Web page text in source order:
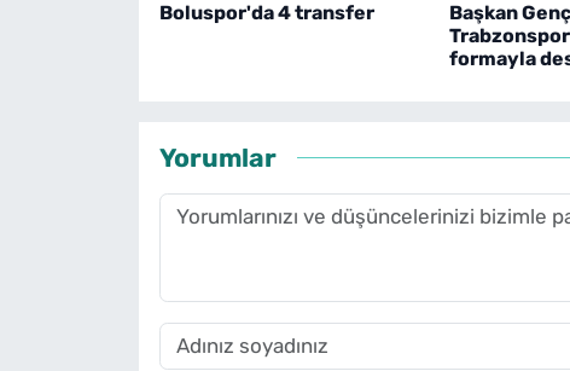
Boluspor'da 4 transfer
Başkan
formayla
Yorumlar